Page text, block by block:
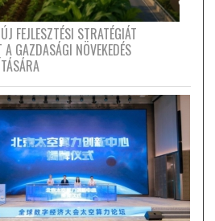
FEJLESZTÉSI STRATÉGIÁT
A GAZDASÁGI NÖVEKEDÉS